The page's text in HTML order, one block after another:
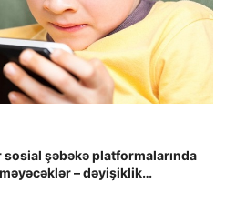
şəbəkə platformalarında
– dəyişiklik